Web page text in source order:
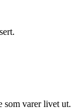
som varer livet ut.